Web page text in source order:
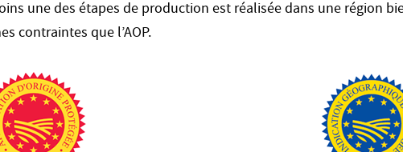
une des étapes de production est réalisée dans une région
contraintes que l’AOP.